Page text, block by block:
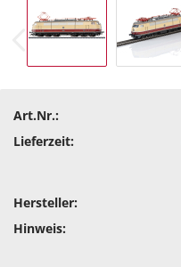
Art.Nr.:
Lieferzeit:
Hersteller:
Hinweis: